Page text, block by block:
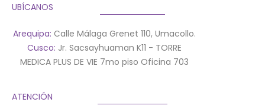
UBÍCANOS
Arequipa: Calle Málaga Grenet 110, Umacollo.
Cusco: Jr. Sacsayhuaman K11 - TORRE
MEDICA PLUS DE VIE 7mo piso Oficina 703
ATENCIÓN